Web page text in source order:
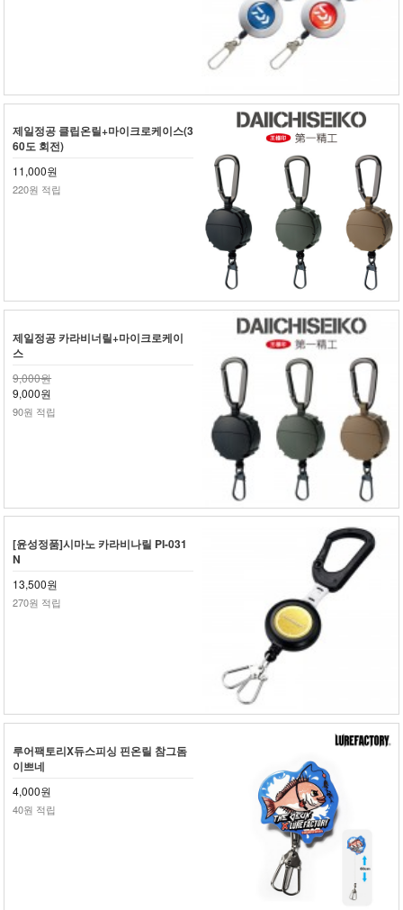
제일정공 클립온릴+마이크로케이스(3
60도 회전)
11,000원
220원 적립
제일정공 카라비너릴+마이크로케이
스
9,000원
9,000원
90원 적립
[윤성정품]시마노 카라비나릴 PI-031
N
13,500원
270원 적립
루어팩토리X듀스피싱 핀온릴 참그돔
이쁘네
4,000원
40원 적립